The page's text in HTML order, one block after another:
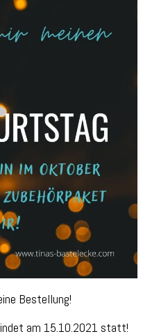
Bestellung!
am 15.10.2021 statt!